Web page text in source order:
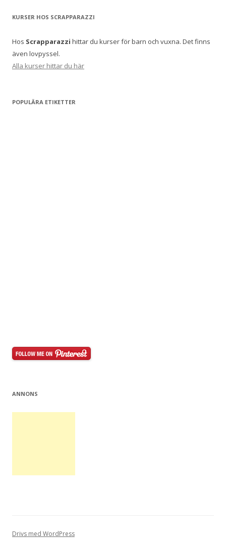
KURSER HOS SCRAPPARAZZI
Hos Scrapparazzi hittar du kurser för barn och vuxna. Det finns
även lovpyssel.
Alla kurser hittar du här
POPULÄRA ETIKETTER
ANNONS
Drivs med WordPress